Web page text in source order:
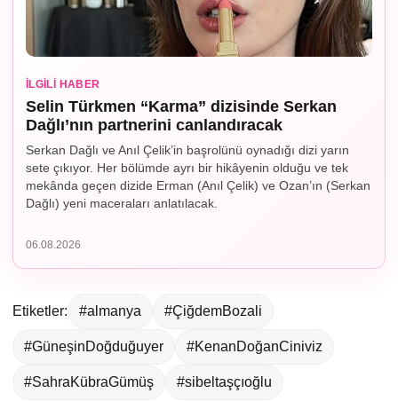
İLGILI HABER
Selin Türkmen “Karma” dizisinde Serkan
Dağlı’nın partnerini canlandıracak
Serkan Dağlı ve Anıl Çelik’in başrolünü oynadığı dizi yarın
sete çıkıyor. Her bölümde ayrı bir hikâyenin olduğu ve tek
mekânda geçen dizide Erman (Anıl Çelik) ve Ozan’ın (Serkan
Dağlı) yeni maceraları anlatılacak.
06.08.2026
Etiketler: #almanya #ÇiğdemBozali
#GüneşinDoğduğuyer #KenanDoğanCiniviz
#SahraKübraGümüş #sibeltaşçıoğlu